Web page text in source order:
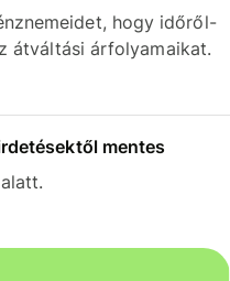
hogy időről-
átváltási árfolyamaikat.
mentes